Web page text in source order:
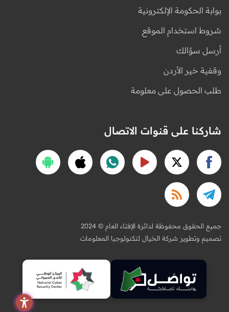
بوابة الحكومة الإلكترونية
شروط استخدام الموقع
أرسل سؤالك
وقفية خير الأردن
طلب الحصول على معلومة
شاركنا على قنوات الاتصال
2024 © جميع الحقوق محفوظة لدائرة الإفتاء العام
تصميم وتطوير شركة الخيال لتكنولوجيا المعلومات